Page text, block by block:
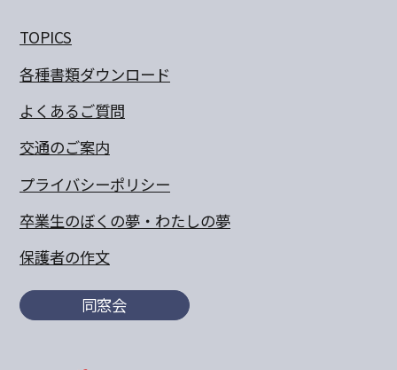
TOPICS
各種書類ダウンロード
よくあるご質問
交通のご案内
プライバシーポリシー
卒業生のぼくの夢・わたしの夢
保護者の作文
同窓会